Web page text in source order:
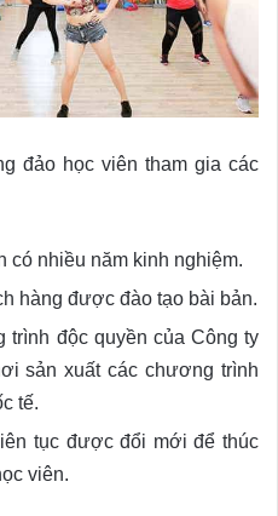
đảo học viên tham gia các
có nhiều năm kinh nghiệm.
hàng được đào tạo bài bản.
trình độc quyền của Công ty
sản xuất các chương trình
tế.
tục được đổi mới để thúc
viên.